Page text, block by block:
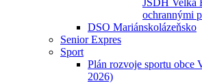
JSDH Velká
ochrannými
DSO Mariánskolázeňsko
Senior Expres
Sport
Plán rozvoje sportu obce
2026)